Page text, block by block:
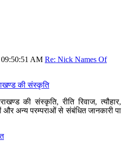
09:50:51 AM Re: Nick Names Of
की संस्कृति
की संस्कृति, रीति रिवाज, त्यौहार,
और अन्य परम्पराओं से संबंधित जानकारी पा